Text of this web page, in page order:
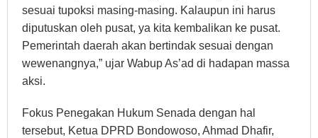
sesuai tupoksi masing-masing. Kalaupun ini harus
diputuskan oleh pusat, ya kita kembalikan ke pusat.
Pemerintah daerah akan bertindak sesuai dengan
wewenangnya,” ujar Wabup As’ad di hadapan massa
aksi.
Fokus Penegakan Hukum Senada dengan hal
tersebut, Ketua DPRD Bondowoso, Ahmad Dhafir,